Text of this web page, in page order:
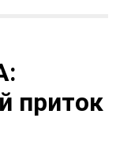
приток